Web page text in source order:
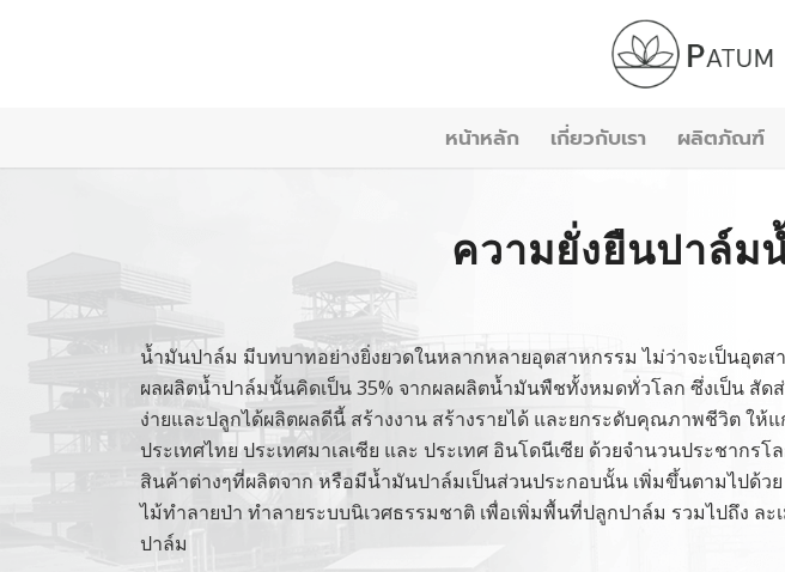
หน้าหลัก เกี่ยวกับเรา ผลิตภัณฑ์
ความยั่งยืนปาล์ม
น้ำมันปาล์ม มีบทบาทอย่างยิ่งยวดในหลากหลายอุตสาหกรรม ไม่ว่าจะเป็นอุต
ผลผลิตน้ำปาล์มนั้นคิดเป็น 35% จากผลผลิตน้ำมันพืชทั้งหมดทั่วโลก ซึ่งเป็น สั
ง่ายและปลูกได้ผลิตผลดีนี้ สร้างงาน สร้างรายได้ และยกระดับคุณภาพชีวิต ใ
ประเทศไทย ประเทศมาเลเซีย และ ประเทศ อินโดนีเซีย ด้วยจำนวนประชาก
สินค้าต่างๆที่ผลิตจาก หรือมีน้ำมันปาล์มเป็นส่วนประกอบนั้น เพิ่มขึ้นตามไปด้ว
ไม้ทำลายป่า ทำลายระบบนิเวศธรรมชาติ เพื่อเพิ่มพื้นที่ปลูกปาล์ม รวมไปถึง
ปาล์ม